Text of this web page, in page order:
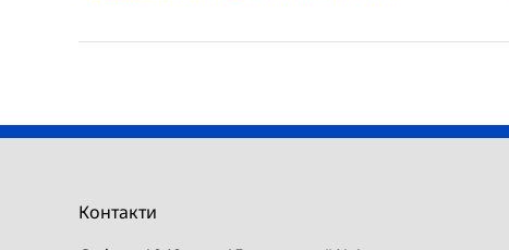
Контакти